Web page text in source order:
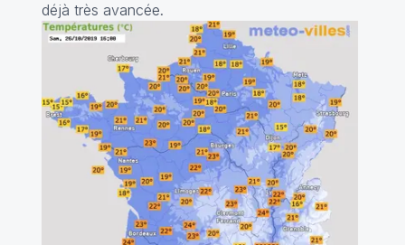
déjà très avancée.